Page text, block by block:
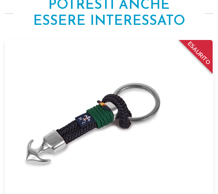
POTRESTI ANCHE
ESSERE INTERESSATO
ESAURITO